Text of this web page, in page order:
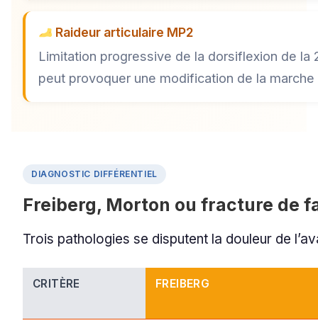
Raideur articulaire MP2
Limitation progressive de la dorsiflexion de
peut provoquer une modification de la
DIAGNOSTIC DIFFÉRENTIEL
Freiberg, Morton ou fracture de
Trois pathologies se disputent la douleur de
CRITÈRE FREIBERG